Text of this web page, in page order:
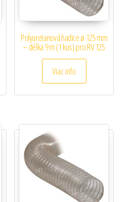
Polyuretanová hadice ø 125 mm
– délka 9 m (1 kus) pro RV 125
Viac info